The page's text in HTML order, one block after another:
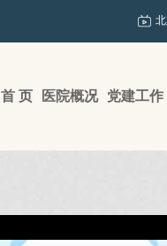
首 页 医院概况 党建工作